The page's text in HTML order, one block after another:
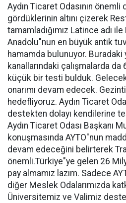
Aydın Ticaret Odasının
gördüklerinin altını çizerek
tamamladığımız Latince adı
Anadolu"nun en büyük antik
hamamda bulunuyor. Buradaki
kanallarındaki çalışmalarda da
küçük bir testi bulduk.
onarımı devam edecek. Gezinti
hedefliyoruz. Aydın Ticaret
destekten dolayı kendilerine
Aydın Ticaret Odası Başkanı
konuşmasında AYTO"nun
devam edeceğini belirterek
önemli.Türkiye"ye gelen 26
pay almamız lazım. Sadece
diğer Meslek Odalarımızda
Üniversitemiz ve Valimiz